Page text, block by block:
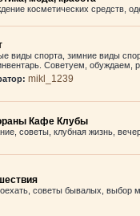
косметических средств,
виды спорта, зимние виды
Советуем, обуждаем,
mikl_1239
Кафе Клубы
советы, клубная жизнь,
советы бывалых, выбор